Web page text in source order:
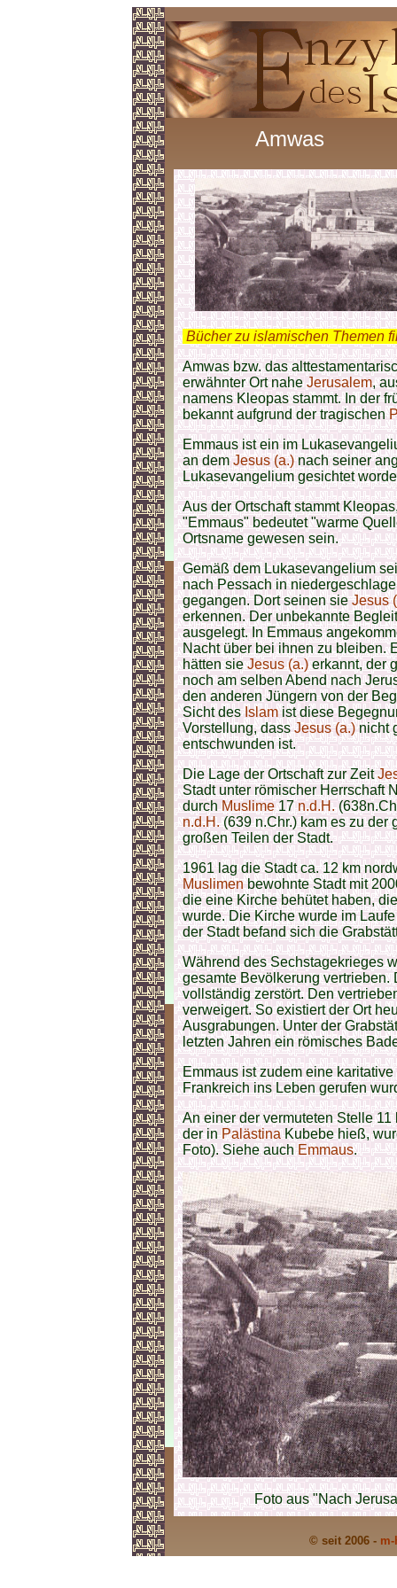
Amwas
Bücher zu islamischen Themen
Amwas bzw. das
erwähnter Ort naheJerusalem,
namens Kleopas stammt. In der
bekannt aufgrund der tragischen
Emmaus ist ein im
an demJesus (a.)nach seiner
Lukasevangelium gesichtet
Aus der Ortschaft stammt
"Emmaus" bedeutet "warme
Ortsname gewesen sein.
Gemäß dem Lukasevangelium
nach Pessach in
gegangen. Dort seinen sieJesus
erkennen. Der unbekannte
ausgelegt. In Emmaus
Nacht über bei ihnen zu bleiben.
hätten sieJesus (a.)erkannt, der
noch am selben Abend nach
den anderen Jüngern von der
Sicht desIslamist diese
Vorstellung, dassJesus (a.)nicht
entschwunden ist.
Die Lage der Ortschaft zur Zeit
Stadt unter römischer Herrschaft
durchMuslime17n.d.H.
n.d.H.(639 n.Chr.) kam es zu der
großen Teilen der Stadt.
1961 lag die Stadt ca. 12 km
Muslimenbewohnte Stadt mit
die eine Kirche behütet haben,
wurde. Die Kirche wurde im
der Stadt befand sich die
Während des Sechstagekrieges
gesamte Bevölkerung
vollständig zerstört. Den
verweigert. So existiert der Ort
Ausgrabungen. Unter der
letzten Jahren ein römisches
Emmaus ist zudem eine
Frankreich ins Leben gerufen
An einer der vermuteten Stelle
der inPalästinaKubebe hieß,
Foto). Siehe auchEmmaus.
Foto aus "Nach
© seit 2006 -